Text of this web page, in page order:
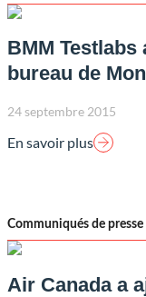
BMM Testlabs
bureau de
24 septembre 2015
En savoir plus
Communiqués de presse
Air Canada a